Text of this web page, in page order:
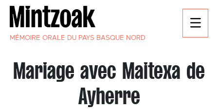
MÉMOIRE ORALE DU PAYS BASQUE NORD
Mariage avec Maitexa de
Ayherre